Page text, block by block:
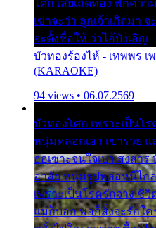
โศก เสียเถิดทอง พักควา
เขาจะว่า ลูกเจ้าเกิดมา
จะตั้งชื่อให้ ว่าไอ้บังเอิญ
บัวทองร้องไห้ - เทพพร
(KARAOKE)
94 views • 06.07.2569
บัวทองโศก เพราะเป็น
หนุ่มหลอกเอา เขารวย
ออเซาะจนใจเบา สงสาร
อาลัย หนุ่มรูปหล่อหนีไก
เพราะเป็นโรครักจาง ชีวิ
แม่ก็บอก พ่อก็สั่งจะรักใค